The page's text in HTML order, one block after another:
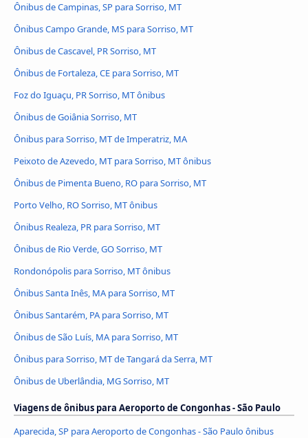
Ônibus de Campinas, SP para Sorriso, MT
Ônibus Campo Grande, MS para Sorriso, MT
Ônibus de Cascavel, PR Sorriso, MT
Ônibus de Fortaleza, CE para Sorriso, MT
Foz do Iguaçu, PR Sorriso, MT ônibus
Ônibus de Goiânia Sorriso, MT
Ônibus para Sorriso, MT de Imperatriz, MA
Peixoto de Azevedo, MT para Sorriso, MT ônibus
Ônibus de Pimenta Bueno, RO para Sorriso, MT
Porto Velho, RO Sorriso, MT ônibus
Ônibus Realeza, PR para Sorriso, MT
Ônibus de Rio Verde, GO Sorriso, MT
Rondonópolis para Sorriso, MT ônibus
Ônibus Santa Inês, MA para Sorriso, MT
Ônibus Santarém, PA para Sorriso, MT
Ônibus de São Luís, MA para Sorriso, MT
Ônibus para Sorriso, MT de Tangará da Serra, MT
Ônibus de Uberlândia, MG Sorriso, MT
Viagens de ônibus para Aeroporto de Congonhas - São Paulo
Aparecida, SP para Aeroporto de Congonhas - São Paulo ônibus